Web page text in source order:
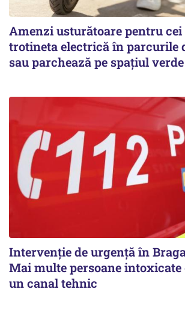
Amenzi usturătoare pentru
trotineta electrică în parcurile
sau parchează pe spațiul verde
Intervenție de urgență în
Mai multe persoane
un canal tehnic